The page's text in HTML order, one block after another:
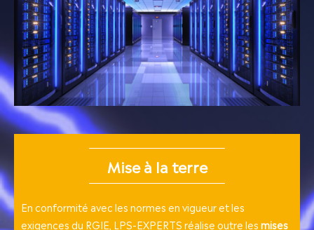
Mise à la terre
En conformité avec les normes en vigueur et les
exigences du RGIE, LPS-EXPERTS réalise outre lesmises